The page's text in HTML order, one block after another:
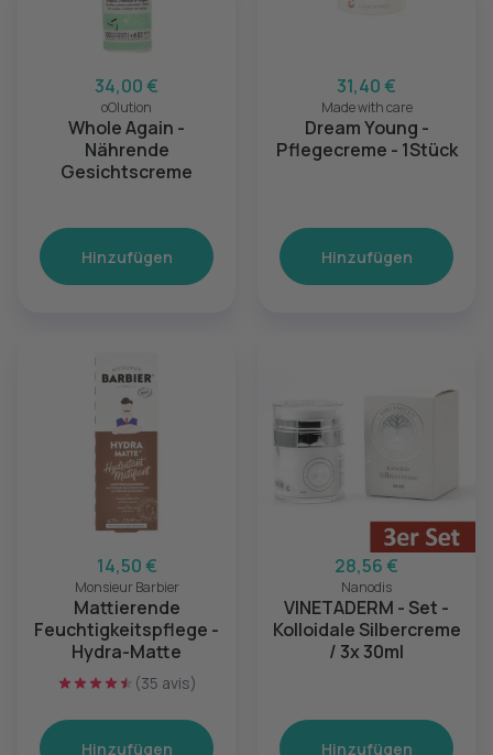
34,00 €
oOlution
Whole Again -
Nährende
Gesichtscreme
Hinzufügen
31,40 €
Made with care
Dream Young -
Pflegecreme - 1Stück
Hinzufügen
14,50 €
Monsieur Barbier
Mattierende
Feuchtigkeitspflege -
Hydra-Matte
(35 avis)
Hinzufügen
28,56 €
Nanodis
VINETADERM - Set -
Kolloidale Silbercreme
/ 3x 30ml
Hinzufügen